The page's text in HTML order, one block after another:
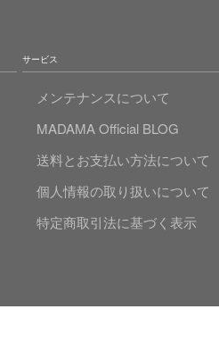
サービス
メンテナンスについて
MADAMA Official BLOG
送料とお支払い方法について
個人情報の取り扱いについて
特定商取引法に基づく表示